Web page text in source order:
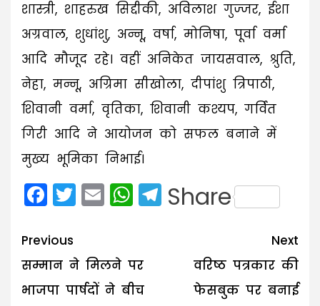
शास्त्री, शाहरुख सिद्दीकी, अविलाश गुज्जर, ईशा
अग्रवाल, शुधांशु, अन्नू, वर्षा, मोनिषा, पूर्वा वर्मा
आदि मौजूद रहे। वहीं अनिकेत जायसवाल, श्रुति,
नेहा, मन्नू, अग्रिमा सीखोला, दीपांशु त्रिपाठी,
शिवानी वर्मा, वृतिका, शिवानी कश्यप, गर्वित
गिरी आदि ने आयोजन को सफल बनाने में
मुख्य भूमिका निभाई।
Facebook
Twitter
EmailWhatsApp
Telegram
Share
Post
navigation
Previous
सम्मान ने मिलने पर
भाजपा पार्षदों ने बीच
Next
वरिष्ठ पत्रकार की
फेसबुक पर बनाई